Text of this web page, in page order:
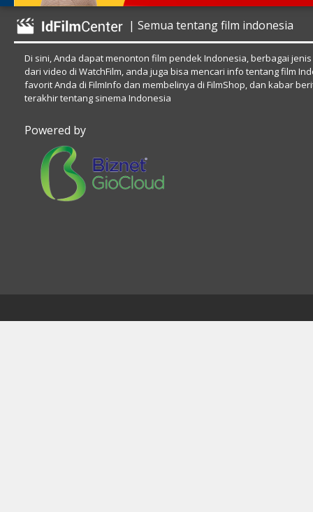
| Semua tentang film indonesia
Di sini, Anda dapat menonton film pendek Indonesia, berbagai
dari video di WatchFilm, anda juga bisa mencari info tentang film
favorit Anda di FilmInfo dan membelinya di FilmShop, dan kabar
terakhir tentang sinema Indonesia
Powered by